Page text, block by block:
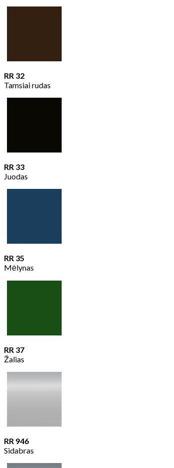
RR 32
Tamsiai rudas
RR 33
Juodas
RR 35
Mėlynas
RR 37
Žalias
RR 946
Sidabras